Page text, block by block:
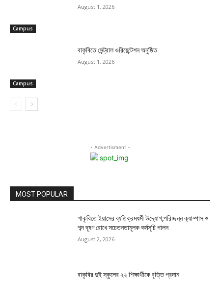
Campus
August 1, 2026
Campus
বাকৃবিতে সেন্ট্রাল ওরিয়েন্টেশন অনুষ্ঠিত
August 1, 2026
- Advertisment -
MOST POPULAR
গাকৃবিতে ইয়াসের ব্যতিক্রমধর্মী উদ্যোগ,পরিচ্ছন্ন ক্যাম্পাস ও
শব্দ দূষণ রোধে সচেতনতামূলক কর্মসূচি পালন
August 2, 2026
বাকৃবির দুই স্কুলের ২২ শিক্ষার্থীকে বৃত্তি প্রদান